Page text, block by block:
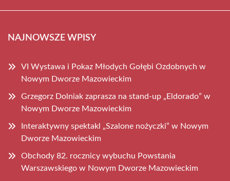
NAJNOWSZE WPISY
VI Wystawa i Pokaz Młodych Gołębi Ozdobnych w
Nowym Dworze Mazowieckim
Grzegorz Dolniak zaprasza na stand-up „Eldorado” w
Nowym Dworze Mazowieckim
Interaktywny spektakl „Szalone nożyczki” w Nowym
Dworze Mazowieckim
Obchody 82. rocznicy wybuchu Powstania
Warszawskiego w Nowym Dworze Mazowieckim